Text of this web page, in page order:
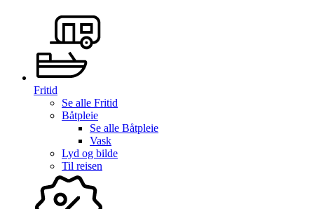
Fritid
Se alle Fritid
Båtpleie
Se alle Båtpleie
Vask
Lyd og bilde
Til reisen